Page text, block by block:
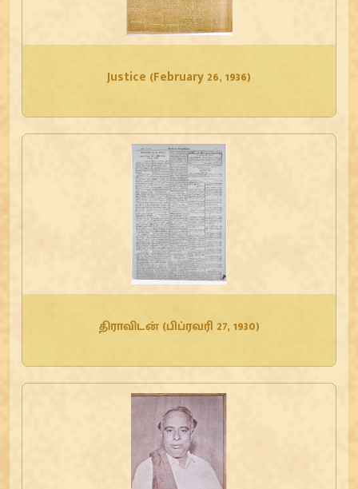
Justice (February 26, 1936)
திராவிடன் (பிப்ரவரி 27, 1930)